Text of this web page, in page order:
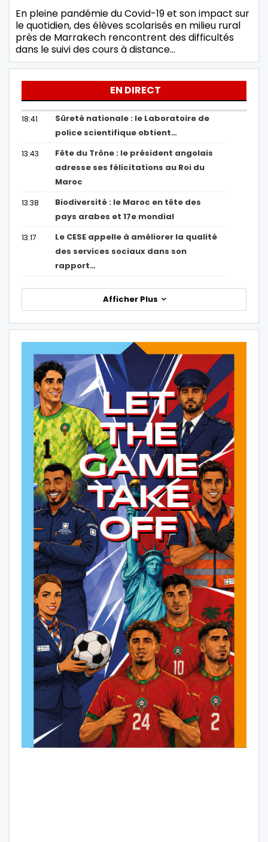
En pleine pandémie du Covid-19 et son impact sur
le quotidien, des élèves scolarisés en milieu rural
près de Marrakech rencontrent des difficultés
dans le suivi des cours à distance…
EN DIRECT
18:41
Sûreté nationale : le Laboratoire de
police scientifique obtient…
13:43
Fête du Trône : le président angolais
adresse ses félicitations au Roi du
Maroc
13:38
Biodiversité : le Maroc en tête des
pays arabes et 17e mondial
13:17
Le CESE appelle à améliorer la qualité
des services sociaux dans son
rapport…
Afficher Plus